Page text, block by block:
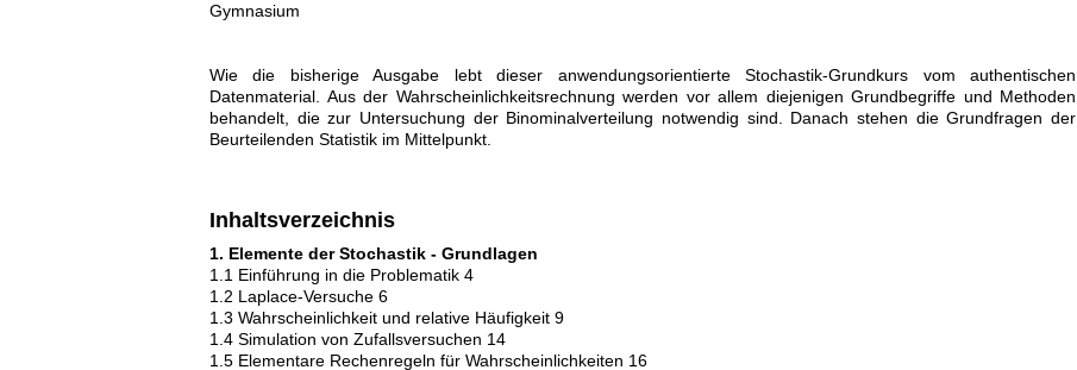
Gymnasium
Wie die bisherige Ausgabe lebt dieser anwendungsorientierte Stochastik-Grundkurs vom authentischen
Datenmaterial. Aus der Wahrscheinlichkeitsrechnung werden vor allem diejenigen Grundbegriffe und Methoden
behandelt, die zur Untersuchung der Binominalverteilung notwendig sind. Danach stehen die Grundfragen der
Beurteilenden Statistik im Mittelpunkt.
Inhaltsverzeichnis
1. Elemente der Stochastik - Grundlagen
1.1 Einführung in die Problematik 4
1.2 Laplace-Versuche 6
1.3 Wahrscheinlichkeit und relative Häufigkeit 9
1.4 Simulation von Zufallsversuchen 14
1.5 Elementare Rechenregeln für Wahrscheinlichkeiten 16